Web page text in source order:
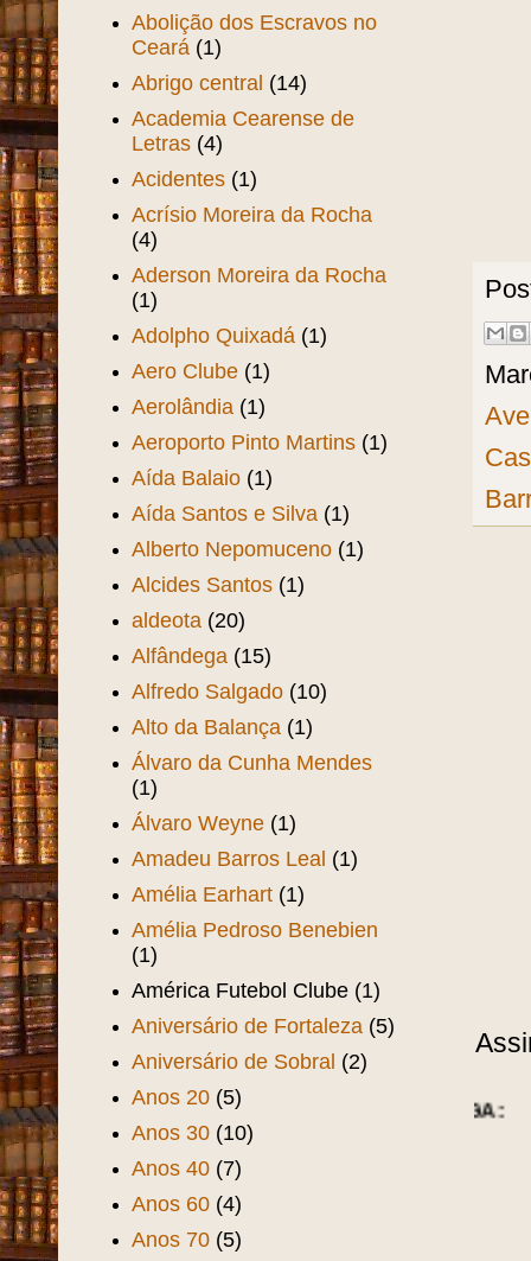
Abolição dos Escravos no
Ceará (1)
Abrigo central (14)
Academia Cearense de
Letras (4)
Acidentes (1)
Acrísio Moreira da Rocha
(4)
Aderson Moreira da Rocha
(1)
Adolpho Quixadá (1)
Aero Clube (1)
Aerolândia (1)
Aeroporto Pinto Martins (1)
Aída Balaio (1)
Aída Santos e Silva (1)
Alberto Nepomuceno (1)
Alcides Santos (1)
aldeota (20)
Alfândega (15)
Alfredo Salgado (10)
Alto da Balança (1)
Álvaro da Cunha Mendes
(1)
Álvaro Weyne (1)
Amadeu Barros Leal (1)
Amélia Earhart (1)
Amélia Pedroso Benebien
(1)
América Futebol Clube (1)
Aniversário de Fortaleza (5)
Aniversário de Sobral (2)
Anos 20 (5)
Anos 30 (10)
Anos 40 (7)
Anos 60 (4)
Anos 70 (5)